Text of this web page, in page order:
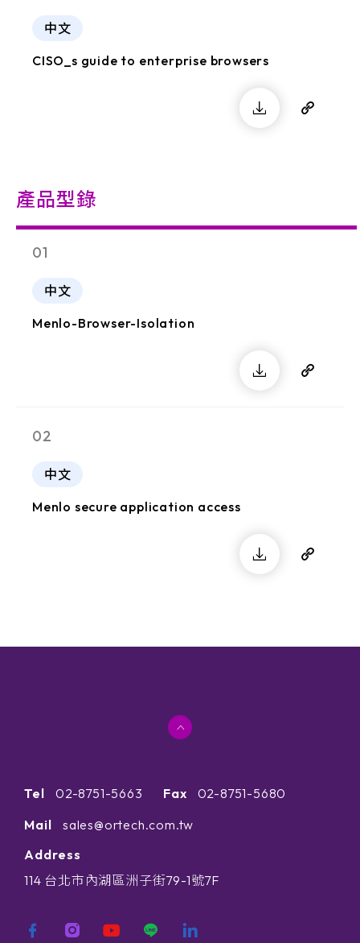
中文
CISO_s guide to enterprise browsers
產品型錄
01
中文
Menlo-Browser-Isolation
02
中文
Menlo secure application access
Tel 02-8751-5663 Fax
02-8751-5680
Mail
sales@ortech.com.tw
Address
114 台北市內湖區洲子街79-1號7F